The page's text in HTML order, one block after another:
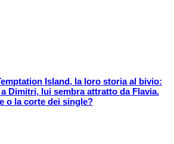
Island, la loro storia al bivio:
Dimitri, lui sembra attratto da Flavia.
o la corte dei single?